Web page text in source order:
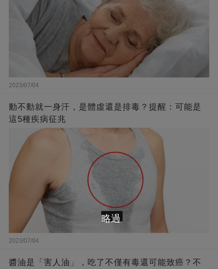
2023/07/04
動不動就一身汗，是體虛還是排毒？提醒：可能是
這5種疾病征兆
2023/07/04
醬油是「害人油」，吃了不僅有毒還可能致癌？不
略過